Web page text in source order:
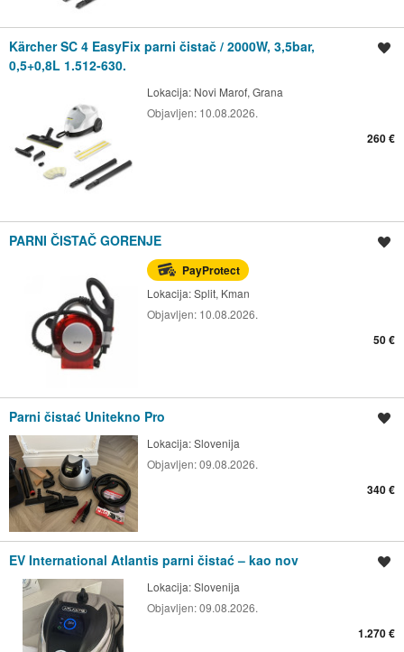
Kärcher SC 4 EasyFix parni čistač / 2000W, 3,5bar,
0,5+0,8L 1.512-630.
Lokacija: Novi Marof, Grana
Objavljen: 10.08.2026.
260 €
PARNI ČISTAČ GORENJE
PayProtect
Lokacija:Split, Kman
Objavljen: 10.08.2026.
50 €
Parni čistać Unitekno Pro
Lokacija:Slovenija
Objavljen:09.08.2026.
340 €
EV International Atlantis parni čistać – kao nov
Lokacija:Slovenija
Objavljen:09.08.2026.
1.270 €